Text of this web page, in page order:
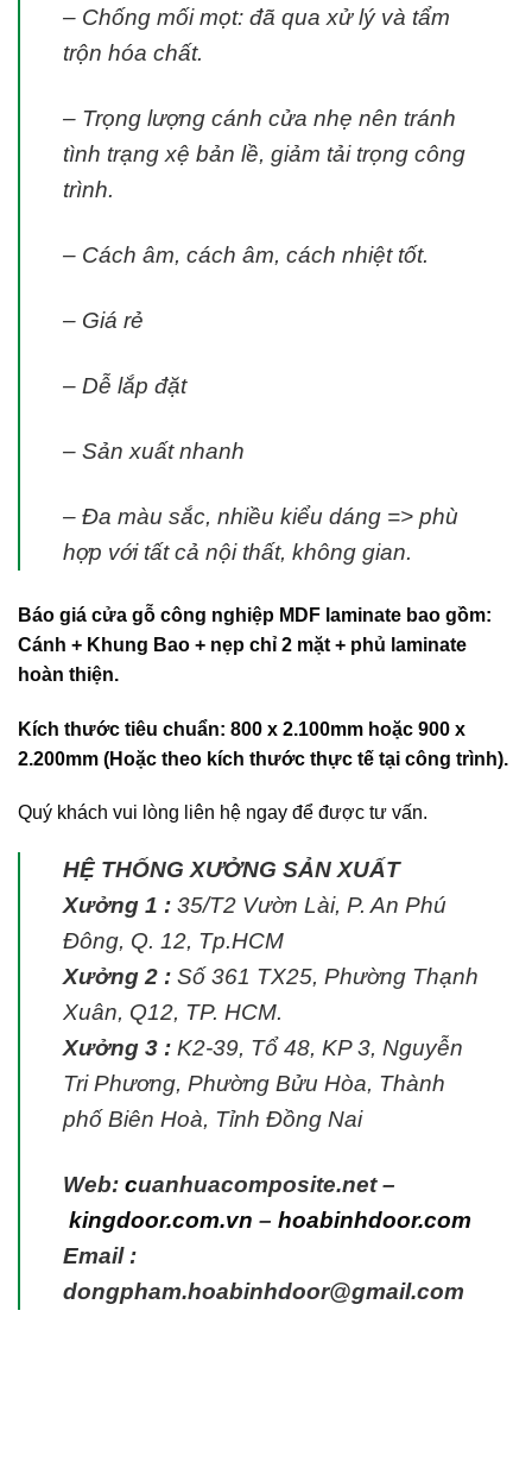
– Chống mối mọt: đã qua xử lý và tẩm
trộn hóa chất.
– Trọng lượng cánh cửa nhẹ nên tránh
tình trạng xệ bản lề, giảm tải trọng công
trình.
– Cách âm, cách âm, cách nhiệt tốt.
– Giá rẻ
– Dễ lắp đặt
– Sản xuất nhanh
– Đa màu sắc, nhiều kiểu dáng => phù
hợp với tất cả nội thất, không gian.
Báo giá cửa gỗ công nghiệp MDF laminate bao gồm:
Cánh + Khung Bao + nẹp chỉ 2 mặt + phủ laminate
hoàn thiện.
Kích thước tiêu chuẩn: 800 x 2.100mm hoặc 900 x
2.200mm (Hoặc theo kích thước thực tế tại công trình).
Quý khách vui lòng liên hệ ngay để được tư vấn.
HỆ THỐNG XƯỞNG SẢN XUẤT
Xưởng 1 : 35/T2 Vườn Lài, P. An Phú
Đông, Q. 12, Tp.HCM
Xưởng 2 : Số 361 TX25, Phường Thạnh
Xuân, Q12, TP. HCM.
Xưởng 3 : K2-39, Tổ 48, KP 3, Nguyễn
Tri Phương, Phường Bửu Hòa, Thành
phố Biên Hoà, Tỉnh Đồng Nai
Web: cuanhuacomposite.net–
kingdoor.com.vn – hoabinhdoor.com
Email :
dongpham.hoabinhdoor@gmail.com